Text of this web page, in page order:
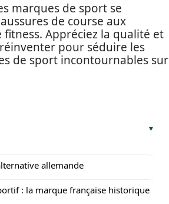
marques de sport se
de course aux
Appréciez la qualité et
pour séduire les
de sport incontournables sur
allemande
: la marque française historique